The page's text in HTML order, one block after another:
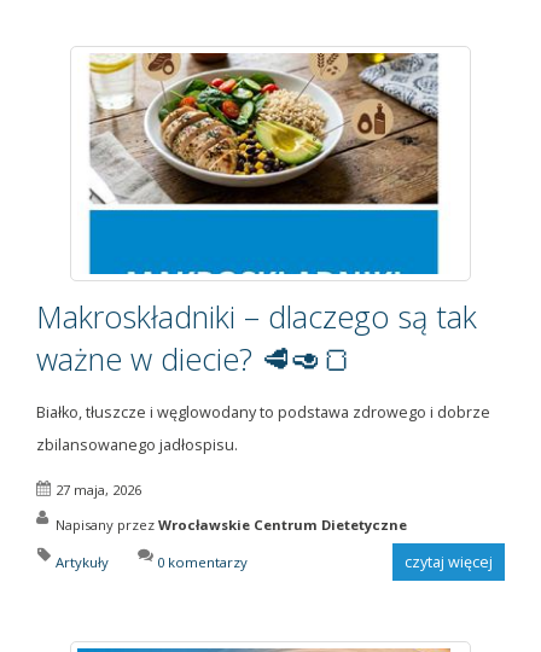
Makroskładniki – dlaczego są tak
ważne w diecie? 🥩🥑🍞
Białko, tłuszcze i węglowodany to podstawa zdrowego i dobrze
zbilansowanego jadłospisu.
27 maja, 2026
Napisany przez Wrocławskie Centrum Dietetyczne
Artykuły 0 komentarzy czytaj więcej